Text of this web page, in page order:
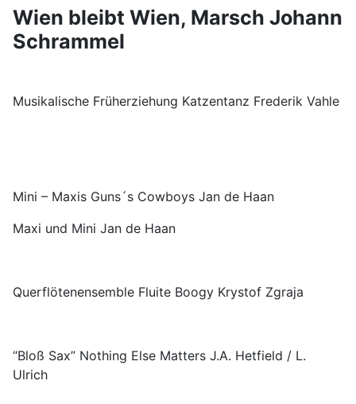
Wien bleibt Wien, Marsch Johann
Schrammel
Musikalische Früherziehung Katzentanz Frederik Vahle
Mini – Maxis Guns´s Cowboys Jan de Haan
Maxi und Mini Jan de Haan
Querflötenensemble Fluite Boogy Krystof Zgraja
“Bloß Sax” Nothing Else Matters J.A. Hetfield / L.
Ulrich